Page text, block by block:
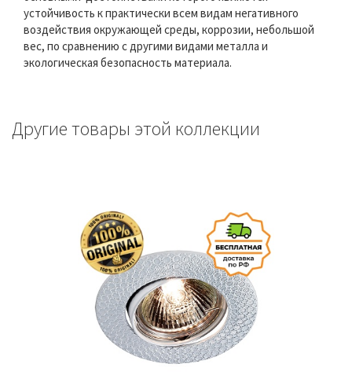
устойчивость к практически всем видам негативного
воздействия окружающей среды, коррозии, небольшой
вес, по сравнению с другими видами металла и
экологическая безопасность материала.
Другие товары этой коллекции